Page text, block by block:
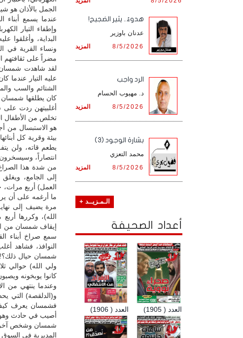
الجمل بالأذان هو
عندما يسمع
وإطفاء التيار
البداية، وأغلقوا
ونساء القرية في
مضراً على ثقافتهم
لقد شاهدت شمسان
عليه التيار عندما
الشتائم والسب
كان يطلقها شمسان
أغلبيتهن ردت
تخلص من الأطفال
هو الاستبسال من
بيئة وقرية كل
يطعم قاته، ولن
انتصاراً،
من شدة هذا
إلى الجامع،
العمل) أربع مرات،
ما أرغمه على أن
مرة يضيف إلى
الله)، وكررها
إيقاف شمسان من
سمع صراخ أبناء
النوافذ، فشاهد
شمسان حيال ذلك؟!
ولي الله) حوالي
كانوا يوبخونه
وعندما ينتهي من
و(الدلقصة) التي
فشمسان يعرف كيف
أصيب في حادث
شمسان وشخص آخر
المديرية في السوق
هدوءٌ.. يثير الضجيج!
عدنان باوزير
المزيد 8/5/2026
الرد واجب
د. مهيوب الحسام
المزيد 8/5/2026
بشارة الوجود (3)
محمد التعزي
المزيد 8/5/2026
الـمـزيــد +
أعداد الصحيفة
العدد ( 1906) العدد ( 1905)